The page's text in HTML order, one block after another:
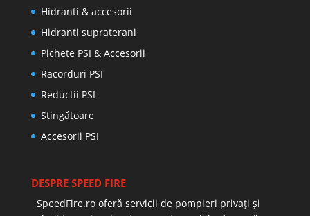
Hidranti & accesorii
Hidranti supraterani
Pichete PSI & Accesorii
Racorduri PSI
Reductii PSI
Stingătoare
Accesorii PSI
DESPRE SPEED FIRE
SpeedFire.ro oferă servicii de pompieri privați și